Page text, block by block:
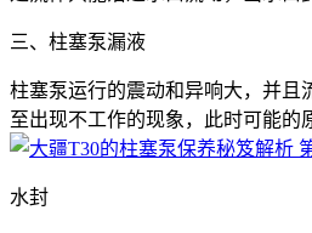
三、柱塞泵漏液
柱塞泵运行的震动和异响大，并且
至出现不工作的现象，此时可能的
水封